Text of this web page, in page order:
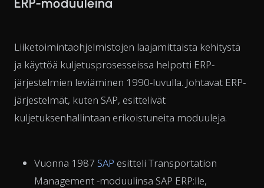
Liiketoimintaohjelmistojen laajamittaista kehitystä
ja käyttöä kuljetusprosesseissa helpotti ERP-
järjestelmien leviäminen 1990-luvulla. Johtavat ERP-
järjestelmät, kuten SAP, esittelivät
kuljetuksenhallintaan erikoistuneita moduuleja.
Vuonna 1987 SAP esitteli Transportation
Management -moduulinsa SAP ERP:lle,